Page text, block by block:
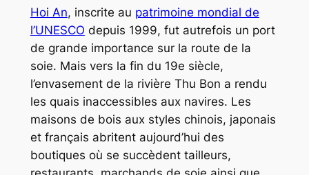
Hoi An, inscrite au patrimoine mondial de
l’UNESCO depuis 1999, fut autrefois un port
de grande importance sur la route de la
soie. Mais vers la fin du 19e siècle,
l’envasement de la rivière Thu Bon a rendu
les quais inaccessibles aux navires. Les
maisons de bois aux styles chinois, japonais
et français abritent aujourd’hui des
boutiques où se succèdent tailleurs,